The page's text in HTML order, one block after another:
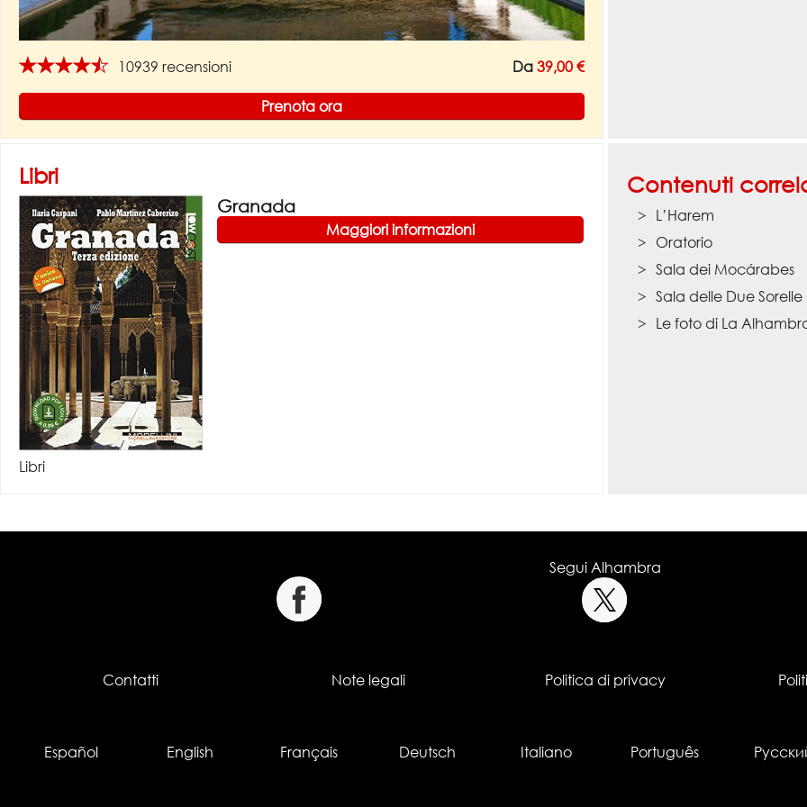
★★★★★ 10939 recensioni Da 39,00 €
Prenota ora
Libri
Granada
Maggiori informazioni
Libri
Contenuti
L’Harem
Oratorio
Sala dei Mocárabes
Sala delle Due Sorelle
Le foto di La
Segui Alhambra
Contatti Note legali Politica di privacy
Español English Français Deutsch Italiano Português